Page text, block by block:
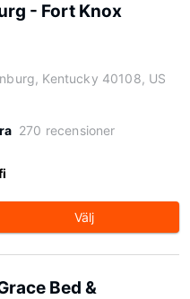
- Fort Knox
Kentucky 40108, US
270 recensioner
Välj
Bed &